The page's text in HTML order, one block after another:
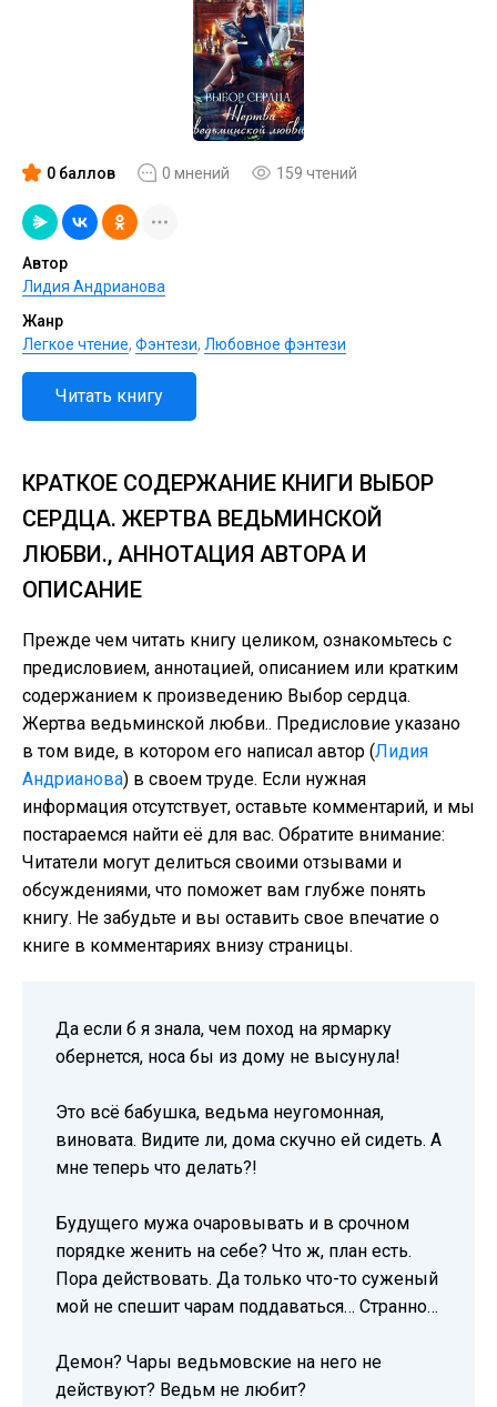
0 баллов 0 мнений 159 чтений
Автор
Лидия Андрианова
Жанр
Легкое чтение, Фэнтези, Любовное фэнтези
Читать книгу
КРАТКОЕ СОДЕРЖАНИЕ КНИГИ ВЫБОР
СЕРДЦА. ЖЕРТВА ВЕДЬМИНСКОЙ
ЛЮБВИ., АННОТАЦИЯ АВТОРА И
ОПИСАНИЕ
Прежде чем читать книгу целиком, ознакомьтесь с
предисловием, аннотацией, описанием или кратким
содержанием к произведению Выбор сердца.
Жертва ведьминской любви.. Предисловие указано
в том виде, в котором его написал автор (Лидия
Андрианова) в своем труде. Если нужная
информация отсутствует, оставьте комментарий, и мы
постараемся найти её для вас. Обратите внимание:
Читатели могут делиться своими отзывами и
обсуждениями, что поможет вам глубже понять
книгу. Не забудьте и вы оставить свое впечатие о
книге в комментариях внизу страницы.
Да если б я знала, чем поход на ярмарку
обернется, носа бы из дому не высунула!
Это всё бабушка, ведьма неугомонная,
виновата. Видите ли, дома скучно ей сидеть. А
мне теперь что делать?!
Будущего мужа очаровывать и в срочном
порядке женить на себе? Что ж, план есть.
Пора действовать. Да только что-то суженый
мой не спешит чарам поддаваться… Странно…
Демон? Чары ведьмовские на него не
действуют? Ведьм не любит?